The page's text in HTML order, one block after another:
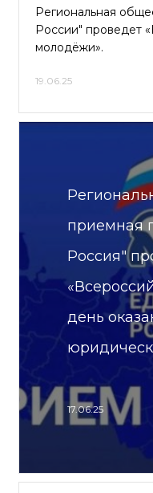
Региональная
России" проведет
молодёжи».
19.06.25
приемная
Россия"
день
17.06.25